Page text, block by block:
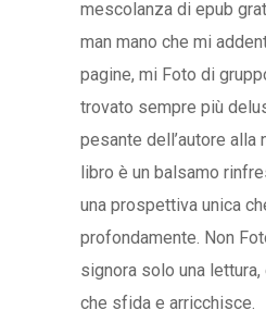
mescolanza di epub
man mano che mi
pagine, mi Foto di
trovato sempre più
pesante dell’autore alla
libro è un balsamo
una prospettiva unica
profondamente. Non
signora solo una lettura,
che sfida e arricchisce.